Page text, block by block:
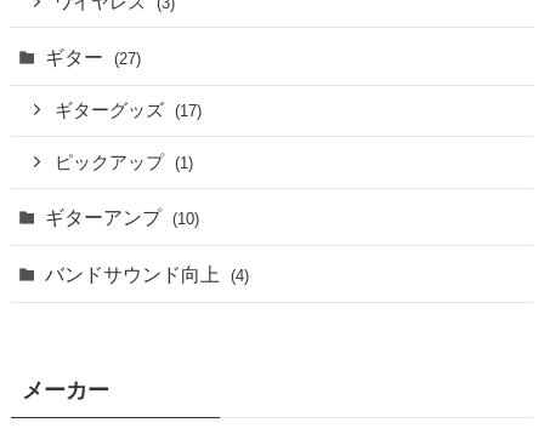
ギター (27)
ギターグッズ (17)
ピックアップ (1)
ギターアンプ (10)
バンドサウンド向上 (4)
メーカー